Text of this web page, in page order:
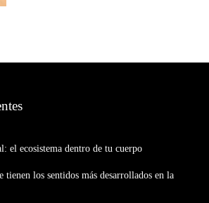
el ecosistema dentro de tu cuerpo
tienen los sentidos más desarrollados en la